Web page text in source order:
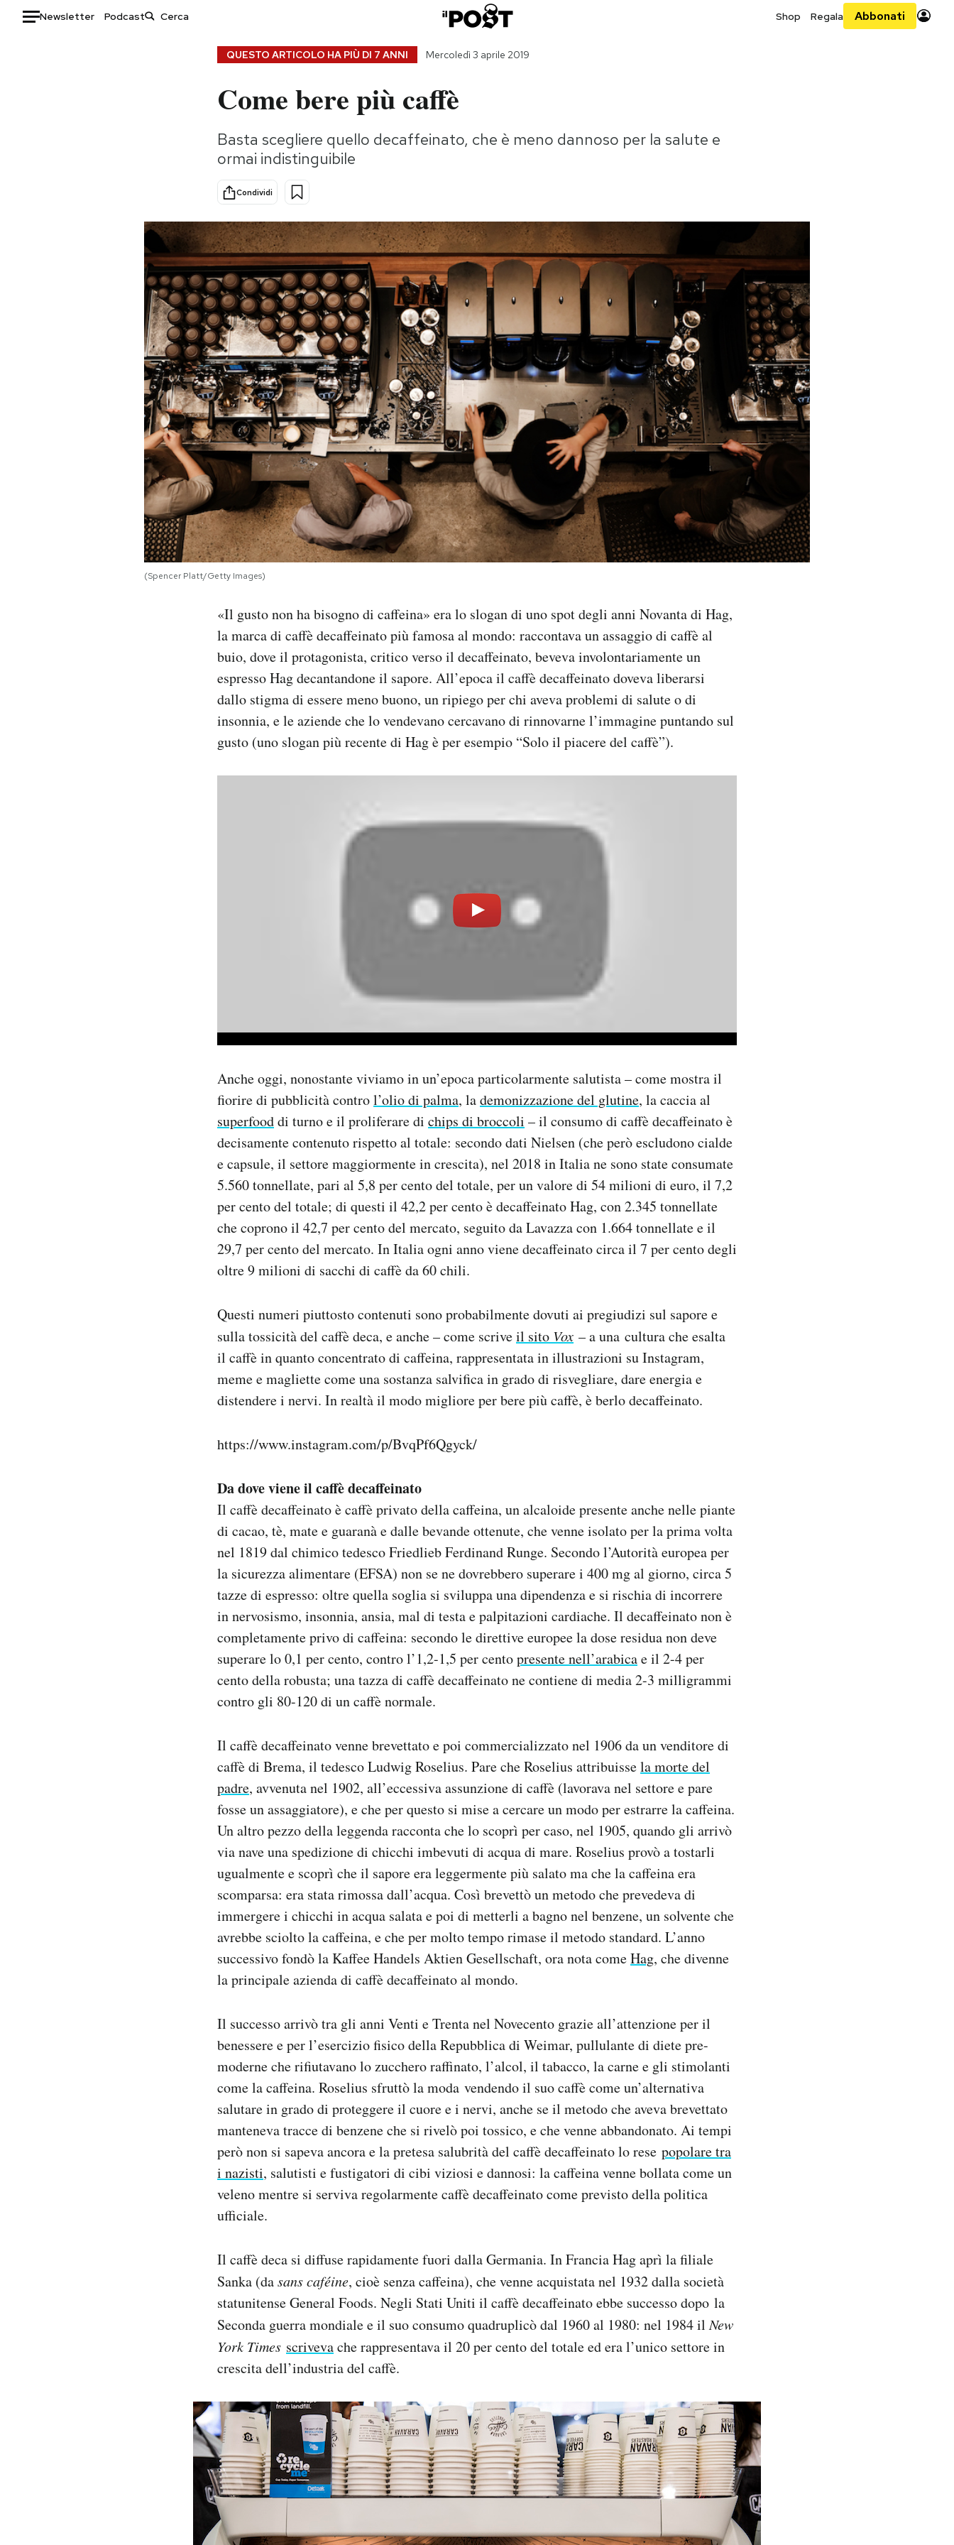
Newsletter Podcast Shop Regala Abbonati
Consumismi
Storie/Idee
Ok Boomer!
Media
Europa
Altrecose
Mondiali calcio 2026
AREA PERSONALE
QUESTO ARTICOLO HA PIÙ DI 7 ANNI Mercoledì 3 aprile 2019
Come bere più caffè
Basta scegliere quello decaffeinato, che è meno dannoso per la salute e
ormai indistinguibile
Condividi
(Spencer Platt/Getty Images)
«Il gusto non ha bisogno di caffeina» era lo slogan di uno spot degli anni Novanta di Hag,
la marca di caffè decaffeinato più famosa al mondo: raccontava un assaggio di caffè al
buio, dove il protagonista, critico verso il decaffeinato, beveva involontariamente un
espresso Hag decantandone il sapore. All’epoca il caffè decaffeinato doveva liberarsi
dallo stigma di essere meno buono, un ripiego per chi aveva problemi di salute o di
insonnia, e le aziende che lo vendevano cercavano di rinnovarne l’immagine puntando sul
gusto (uno slogan più recente di Hag è per esempio “Solo il piacere del caffè”).
Anche oggi, nonostante viviamo in un’epoca particolarmente salutista – come mostra il
fiorire di pubblicità control’olio di palma, lademonizzazione del glutine, la caccia al
superfooddi turno e il proliferare di chips di broccoli – il consumo di caffè decaffeinato è
decisamente contenuto rispetto al totale: secondo dati Nielsen (che però escludono cialde
e capsule, il settore maggiormente in crescita), nel 2018 in Italia ne sono state consumate
5.560 tonnellate, pari al 5,8 per cento del totale, per un valore di 54 milioni di euro, il 7,2
per cento del totale; di questi il 42,2 per cento è decaffeinato Hag, con 2.345 tonnellate
che coprono il 42,7 per cento del mercato, seguito da Lavazza con 1.664 tonnellate e il
29,7 per cento del mercato. In Italia ogni anno viene decaffeinato circa il 7 per cento degli
oltre 9 milioni di sacchi di caffè da 60 chili.
Questi numeri piuttosto contenuti sono probabilmente dovuti ai pregiudizi sul sapore e
sulla tossicità del caffè deca, e anche – come scriveil sito Vox – a una cultura che esalta
il caffè in quanto concentrato di caffeina, rappresentata in illustrazioni su Instagram,
meme e magliette come una sostanza salvifica in grado di risvegliare, dare energia e
distendere i nervi. In realtà il modo migliore per bere più caffè, è berlo decaffeinato.
https://www.instagram.com/p/BvqPf6Qgyck/
Da dove viene il caffè decaffeinato
Il caffè decaffeinato è caffè privato della caffeina, un alcaloide presente anche nelle piante
di cacao, tè, mate e guaranà e dalle bevande ottenute, che venne isolato per la prima volta
nel 1819 dal chimico tedesco Friedlieb Ferdinand Runge. Secondo l’Autorità europea per
la sicurezza alimentare (EFSA) non se ne dovrebbero superare i 400 mg al giorno, circa 5
tazze di espresso: oltre quella soglia si sviluppa una dipendenza e si rischia di incorrere
in nervosismo, insonnia, ansia, mal di testa e palpitazioni cardiache. Il decaffeinato non è
completamente privo di caffeina: secondo le direttive europee la dose residua non deve
superare lo 0,1 per cento, contro l’1,2-1,5 per centopresente nell’arabicae il 2-4 per
cento della robusta; una tazza di caffè decaffeinato ne contiene di media 2-3 milligrammi
contro gli 80-120 di un caffè normale.
Il caffè decaffeinato venne brevettato e poi commercializzato nel 1906 da un venditore di
caffè di Brema, il tedesco Ludwig Roselius. Pare che Roselius attribuissela morte del
padre, avvenuta nel 1902, all’eccessiva assunzione di caffè (lavorava nel settore e pare
fosse un assaggiatore), e che per questo si mise a cercare un modo per estrarre la caffeina.
Un altro pezzo della leggenda racconta che lo scoprì per caso, nel 1905, quando gli arrivò
via nave una spedizione di chicchi imbevuti di acqua di mare. Roselius provò a tostarli
ugualmente e scoprì che il sapore era leggermente più salato ma che la caffeina era
scomparsa: era stata rimossa dall’acqua. Così brevettò un metodo che prevedeva di
immergere i chicchi in acqua salata e poi di metterli a bagno nel benzene, un solvente che
avrebbe sciolto la caffeina, e che per molto tempo rimase il metodo standard. L’anno
successivo fondò la Kaffee Handels Aktien Gesellschaft, ora nota comeHag, che divenne
la principale azienda di caffè decaffeinato al mondo.
Il successo arrivò tra gli anni Venti e Trenta nel Novecento grazie all’attenzione per il
benessere e per l’esercizio fisico della Repubblica di Weimar, pullulante di diete pre-
moderne che rifiutavano lo zucchero raffinato, l’alcol, il tabacco, la carne e gli stimolanti
come la caffeina. Roselius sfruttò la moda vendendo il suo caffè come un’alternativa
salutare in grado di proteggere il cuore e i nervi, anche se il metodo che aveva brevettato
manteneva tracce di benzene che si rivelò poi tossico, e che venne abbandonato. Ai tempi
però non si sapeva ancora e la pretesa salubrità del caffè decaffeinato lo rese popolare tra
i nazisti, salutisti e fustigatori di cibi viziosi e dannosi: la caffeina venne bollata come un
veleno mentre si serviva regolarmente caffè decaffeinato come previsto della politica
ufficiale.
Il caffè deca si diffuse rapidamente fuori dalla Germania. In Francia Hag aprì la filiale
Sanka (dasans caféine, cioè senza caffeina), che venne acquistata nel 1932 dalla società
statunitense General Foods. Negli Stati Uniti il caffè decaffeinato ebbe successo dopo la
Seconda guerra mondiale e il suo consumo quadruplicò dal 1960 al 1980: nel 1984 ilNew
York Times scrivevache rappresentava il 20 per cento del totale ed era l’unico settore in
crescita dell’industria del caffè.